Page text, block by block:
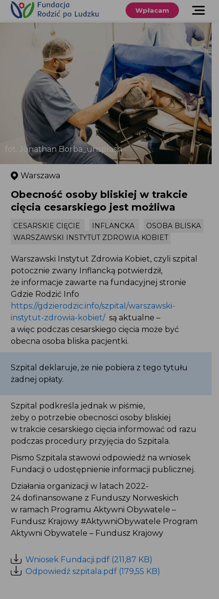
Przewiń
treści
O nas
Co robimy
Wspieraj
nas
Twoje prawa
Sklep
Niezbędnik
Search
for:
Wpłacam
fot. Jonathan Borba_unsplash
Warszawa
Obecność osoby bliskiej w trakcie
cięcia cesarskiego jest możliwa
CESARSKIE CIĘCIE INFLANCKA
OSOBA BLISKA
WARSZAWSKI INSTYTUT ZDROWIA KOBIET
Warszawski Instytut Zdrowia Kobiet, czyli szpital
potocznie zwany Inflancką potwierdził,
że informacje zawarte na fundacyjnej stronie
Gdzie Rodzić Info
https://gdzierodzic.info/szpital/warszawski-
instytut-zdrowia-kobiet/są aktualne –
a więc podczas cesarskiego cięcia może być
obecna osoba bliska pacjentki.
Szpital deklaruje, że nie pobiera z tego tytułu
żadnej opłaty.
Szpital podkreśla jednak w piśmie,
żeby o potrzebie obecności osoby bliskiej
w trakcie cesarskiego cięcia informować od razu
podczas procedury przyjęcia do Szpitala.
Pismo Szpitala stawowi odpowiedź na wniosek
Fundacji o udostępnienie informacji publicznej.
Działania organizacji w latach 2022-
24 dofinansowane z Funduszy Norweskich
w ramach Programu Aktywni Obywatele –
Fundusz Krajowy #AktywniObywatele Program
Aktywni Obywatele – Fundusz Krajowy
Wniosek Fundacji.pdf (211,87 KB)
Odpowiedź szpitala.pdf (179,55 KB)